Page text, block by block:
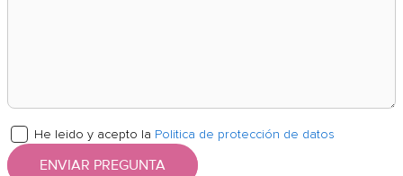
He leido y acepto la Politica de protección de datos
ENVIAR PREGUNTA